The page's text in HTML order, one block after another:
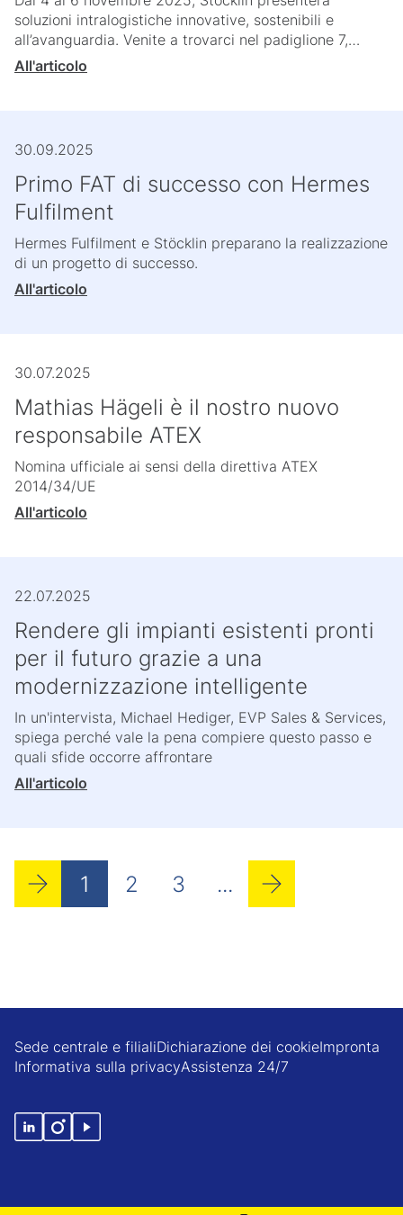
soluzioni intralogistiche innovative, sostenibili e
all’avanguardia. Venite a trovarci nel padiglione 7,…
All'articolo
30.09.2025
Primo FAT di successo con Hermes
Fulfilment
Hermes Fulfilment e Stöcklin preparano la realizzazione
di un progetto di successo.
All'articolo
30.07.2025
Mathias Hägeli è il nostro nuovo
responsabile ATEX
Nomina ufficiale ai sensi della direttiva ATEX
2014/34/UE
All'articolo
22.07.2025
Rendere gli impianti esistenti pronti
per il futuro grazie a una
modernizzazione intelligente
In un'intervista, Michael Hediger, EVP Sales & Services,
spiega perché vale la pena compiere questo passo e
quali sfide occorre affrontare
All'articolo
1 2 3 ...
Sede centrale e filialiDichiarazione dei cookieImpronta
Informativa sulla privacyAssistenza 24/7